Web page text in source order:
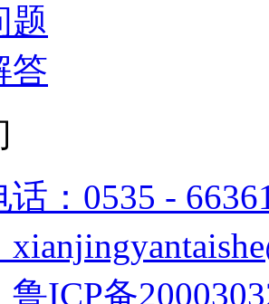
题
答
话：0535 -
ICP备